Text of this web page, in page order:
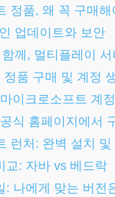
정품, 왜 꼭 구매
업데이트와 보안
께, 멀티플레이 서
정품 구매 및 계정
이크로소프트 계
식 홈페이지에서
런처: 완벽 설치 및
교: 자바 vs 베드락
: 나에게 맞는 버전